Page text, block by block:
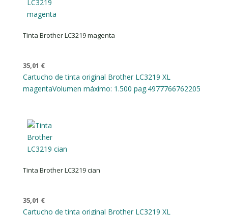
Tinta Brother LC3219 magenta
35,01 €
Cartucho de tinta original Brother LC3219 XL
magentaVolumen máximo: 1.500 pag.4977766762205
Tinta Brother LC3219 cian
35,01 €
Cartucho de tinta original Brother LC3219 XL